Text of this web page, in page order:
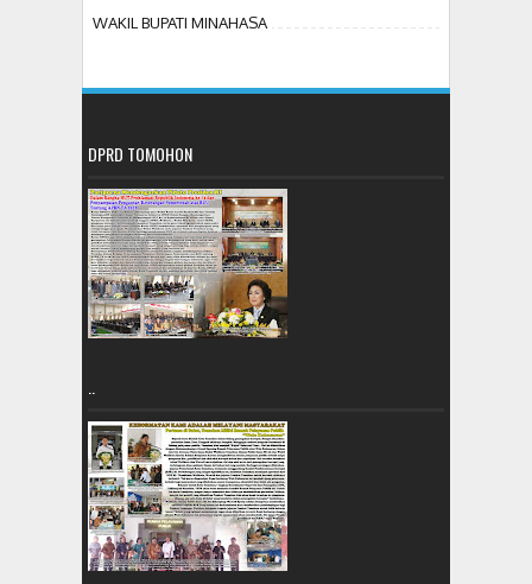
WAKIL BUPATI MINAHASA
DPRD TOMOHON